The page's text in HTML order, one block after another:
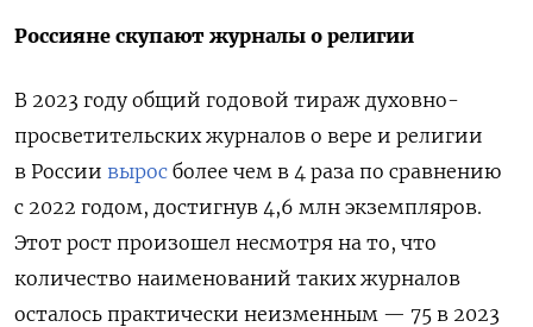
Россияне скупают журналы о религии
В 2023 году общий годовой тираж духовно-
просветительских журналов о вере и религии
в России вырос более чем в 4 раза по сравнению
с 2022 годом, достигнув 4,6 млн экземпляров.
Этот рост произошел несмотря на то, что
количество наименований таких журналов
осталось практически неизменным — 75 в 2023